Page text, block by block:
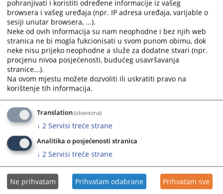
select
a
date.
Press
the
question
mark
key
get
keyboard
shortcuts
for
dates.
select
date.
Press
the
question
mark
shortcuts
dates.
pohranjivati i koristiti određene informacije iz vašeg
browsera i vašeg uređaja (npr. IP adresa uređaja, varijable o
sesiji unutar browsera, ...).
Neke od ovih informacija su nam neophodne i bez njih web
stranica ne bi mogla fukcionisati u svom punom obimu, dok
neke nisu prijeko neophodne a služe za dodatne stvari (npr.
procjenu nivoa posjećenosti, budućeg usavršavanja
stranice...).
Na ovom mjestu možete dozvoliti ili uskratiti pravo na
korištenje tih informacija.
Translation(obavezna)
↓ 2 Servisi treće strane
Analitika o posjećenosti stranica
↓ 2 Servisi treće strane
Ne prihvatam Prihvatam odabrane Prihvatam sve